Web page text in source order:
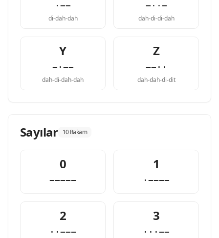
·−−
di-dah-dah
−··−
dah-di-di-dah
Y
−·−−
dah-di-dah-dah
Z
−−··
dah-dah-di-dit
Sayılar 10 Rakam
0
−−−−−
1
·−−−−
2
··−−−
3
···−−